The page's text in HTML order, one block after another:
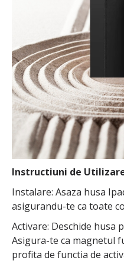
Instructiuni de
Instalare: Asaza husa
asigurandu-te ca toate
Activare: Deschide husa
Asigura-te ca magnetul
profita de functia de